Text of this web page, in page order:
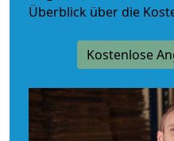
Überblick über die
Kostenlose